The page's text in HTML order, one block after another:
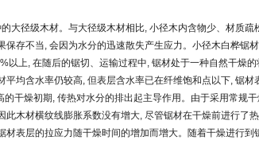
大径级木材。与大径级木材相比, 小径木内含物少、材质疏
保存不当, 会因为水分的迅速散失产生应力。小径木白桦锯
以上, 在随后的锯切、运输过程中, 锯材处于一种自然干燥
平均含水率仍较高, 但表层含水率已在纤维饱和点以下, 锯材
干燥初期, 传热对水分的排出起主导作用。由于采用常规
此木材横纹线膨胀系数没有增大, 尽管锯材在干燥前进行了
材表层的拉应力随干燥时间的增加而增大。随着干燥进行到